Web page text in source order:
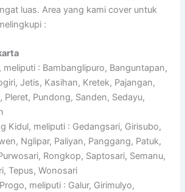
luas. Area yang kami cover untuk
:
: Bambanglipuro, Banguntapan,
Jetis, Kasihan, Kretek, Pajangan,
Pleret, Pundong, Sanden, Sedayu,
Kidul, meliputi : Gedangsari, Girisubo,
Nglipar, Paliyan, Panggang, Patuk,
Rongkop, Saptosari, Semanu,
Tepus, Wonosari
meliputi : Galur, Girimulyo,